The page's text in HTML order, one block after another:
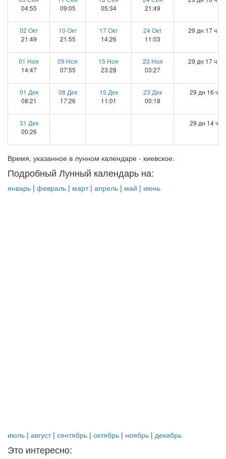
04:55
09:05
05:34
21:49
02 Окт
21:49
10 Окт
21:55
17 Окт
14:26
24 Окт
11:03
29 дн 17 ч
01 Ноя
14:47
09 Ноя
07:55
15 Ноя
23:28
23 Ноя
03:27
29 дн 17 ч
01 Дек
08:21
08 Дек
17:26
15 Дек
11:01
23 Дек
00:18
29 дн 16 ч 5
31 Дек
00:26
29 дн 14 ч 9
Время, указанное в лунном календаре - киевское.
Подробный Лунный календарь на:
январь | февраль | март| апрель | май | июнь
июль | август| сентябрь | октябрь | ноябрь | декабрь
Это интересно: